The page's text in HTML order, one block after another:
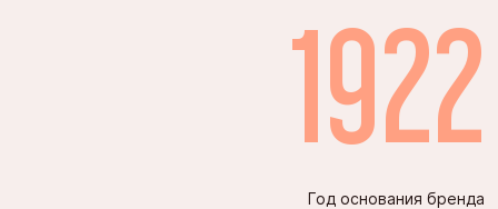
1922
Год основания бренда